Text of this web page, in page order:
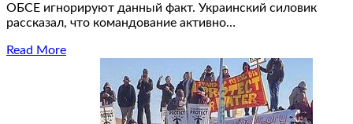
ОБСЕ игнорируют данный факт. Украинский силовик
рассказал, что командование активно…
Read More